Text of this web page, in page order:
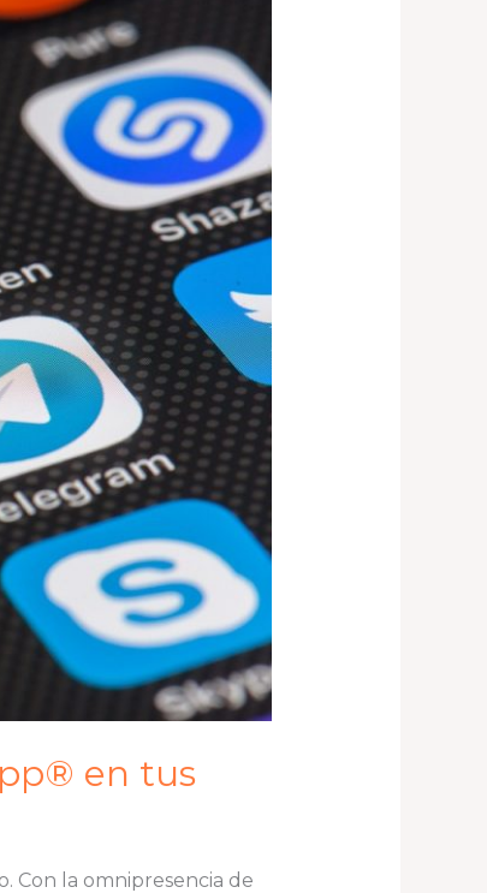
en tus
Con la omnipresencia de